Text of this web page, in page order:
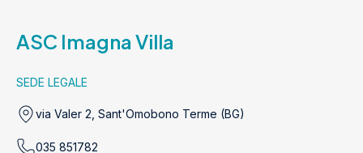
ASC Imagna Villa
SEDE LEGALE
via Valer 2, Sant'Omobono Terme (BG)
035 851782